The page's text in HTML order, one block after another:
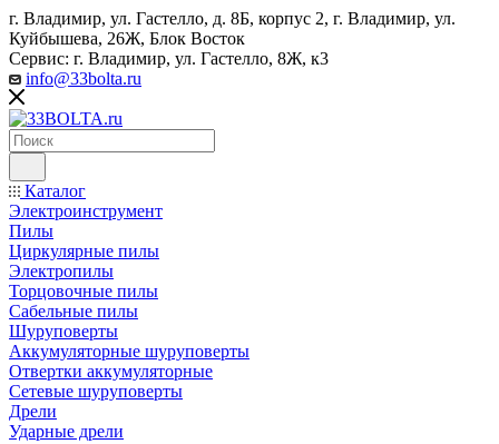
г. Владимир, ул. Гастелло, д. 8Б, корпус 2, г. Владимир, ул. ​
Куйбышева, 26Ж, Блок Восток
Сервис: г. Владимир, ул. Гастелло, 8Ж, к3
info@33bolta.ru
Каталог
Электроинструмент
Пилы
Циркулярные пилы
Электропилы
Торцовочные пилы
Сабельные пилы
Шуруповерты
Аккумуляторные шуруповерты
Отвертки аккумуляторные
Сетевые шуруповерты
Дрели
Ударные дрели